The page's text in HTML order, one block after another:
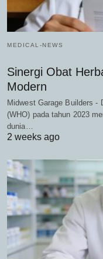
MEDICAL-NEWS
Sinergi Obat
Modern
Midwest Garage Builders -
(WHO) pada tahun 2023
dunia…
2 weeks ago